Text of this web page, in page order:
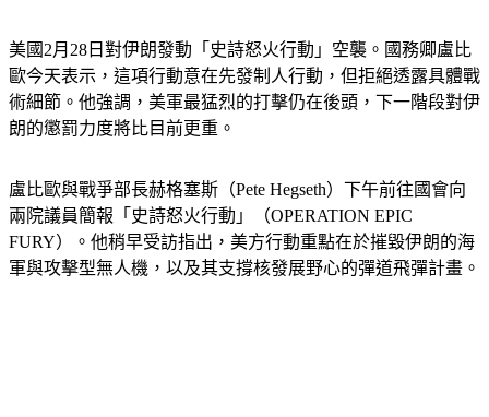
美國2月28日對伊朗發動「史詩怒火行動」空襲。國務卿盧比
歐今天表示，這項行動意在先發制人行動，但拒絕透露具體戰
術細節。他強調，美軍最猛烈的打擊仍在後頭，下一階段對伊
朗的懲罰力度將比目前更重。
盧比歐與戰爭部長赫格塞斯（Pete Hegseth）下午前往國會向
兩院議員簡報「史詩怒火行動」（OPERATION EPIC
FURY）。他稍早受訪指出，美方行動重點在於摧毀伊朗的海
軍與攻擊型無人機，以及其支撐核發展野心的彈道飛彈計畫。